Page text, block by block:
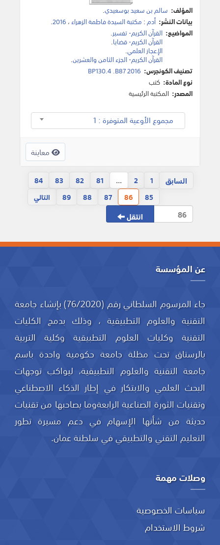
المؤلف: سالم بن سعيد بوسعيدي.
بيانات النشر: أدم: مكتبة السيدة فاطمة الزهراء، 2016
.
المواضيع: القرآن الكريم- تفسير.
القرآن الكريم- قضايا.
الإعجاز العلمي.
القرآن الكريم- الجزء الثامن والعشرين.
تصنيف الكونجرس: BP130.4 .B87 2016
نوع المادة: كتب
المصدر: المكتبة الرئيسية
مجموع الأوعية المتوفرة : 1
معاينة
السابق 1
2
...
81
82
83
84
85
86
87
88
89 التالي
انتقل
عن المؤسسة
جاء المرسوم السلطاني رقم (76/2020) بإنشاء جامعة
التقنية والعلوم التطبيقية ، وذلك بدمج الكليات
التقنية وكليات العلوم التطبيقية وكلية التربية
بالرستاق تحت مظلة جامعة حكومية واحدة باسم
جامعة التقنية والعلوم التطبيقية، ليواكب توجهات
البحث العلمي والابتكار في إطار الذكاء الاصطناعي
وتقنيات الثورة الصناعية الرابعةوما يصاحبها من تقنيات
حديثة من شأنها الإسهام في دعم مسيرة تطور
التعليم التقني والتطبيقي في سلطنة عمان.
وصلات مهمة
سياسات الخصوصية
شروط الاستخدام